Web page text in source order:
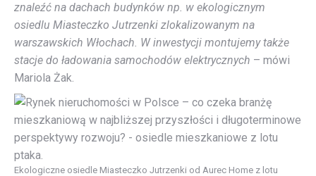
znaleźć na dachach budynków np. w ekologicznym
osiedlu Miasteczko Jutrzenki zlokalizowanym na
warszawskich Włochach. W inwestycji montujemy także
stacje do ładowania samochodów elektrycznych – mówi
Mariola Żak.
Ekologiczne osiedle Miasteczko Jutrzenki od Aurec Home z lotu